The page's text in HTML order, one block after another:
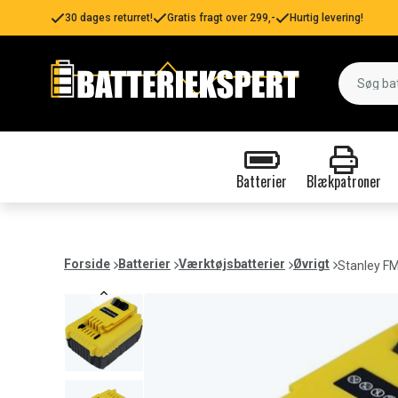
30 dages returret! Gratis fragt over 299,- Hurtig levering!
Batterier Blækpatroner
Forside Batterier Værktøjsbatterier Øvrigt Stanley